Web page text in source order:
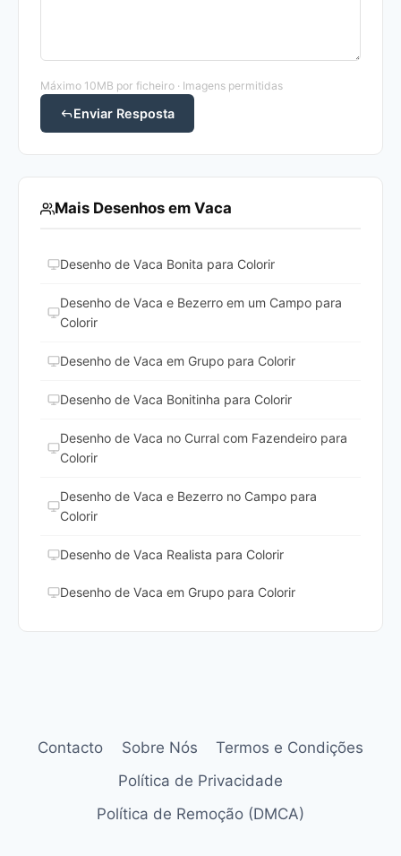
Máximo 10MB por ficheiro · Imagens permitidas
Enviar Resposta
Mais Desenhos em Vaca
Desenho de Vaca Bonita para Colorir
Desenho de Vaca e Bezerro em um Campo para
Colorir
Desenho de Vaca em Grupo para Colorir
Desenho de Vaca Bonitinha para Colorir
Desenho de Vaca no Curral com Fazendeiro para
Colorir
Desenho de Vaca e Bezerro no Campo para
Colorir
Desenho de Vaca Realista para Colorir
Desenho de Vaca em Grupo para Colorir
Contacto Sobre Nós
Termos e Condições
Política de Privacidade
Política de Remoção (DMCA)